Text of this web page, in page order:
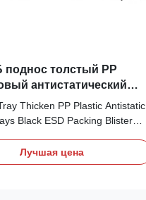
поднос толстый PP
антистатический
хранения черный ESD
пузырь
Thicken PP Plastic Antistatic
Black ESD Packing Blister
material:Copolymerized PP
Copolymerized
Лучшая цена